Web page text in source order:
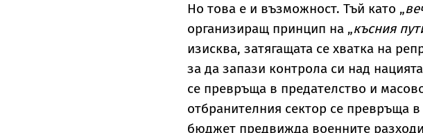
Но това е и възможност. Тъй като „
организиращ принцип на „късния
изисква, затягащата се хватка на
за да запази контрола си над
се превръща в предателство и
отбранителния сектор се превръща
бюджет предвижда военните